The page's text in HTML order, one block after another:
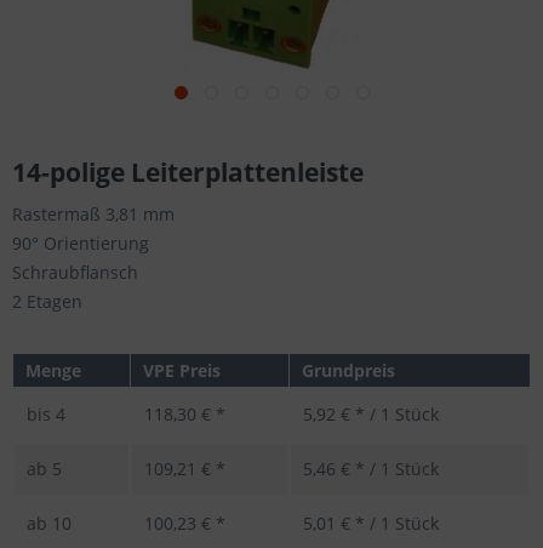
14-polige Leiterplattenleiste
Rastermaß 3,81 mm
90° Orientierung
Schraubflansch
2 Etagen
Menge VPE Preis
Grundpreis
bis 4 118,30 € * 5,92 € * / 1 Stück
ab 5 109,21 € * 5,46 € * / 1 Stück
ab 10 100,23 € * 5,01 € * / 1 Stück